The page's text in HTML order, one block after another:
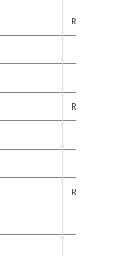
REPROVADO
REPROVADO
REPROVADO